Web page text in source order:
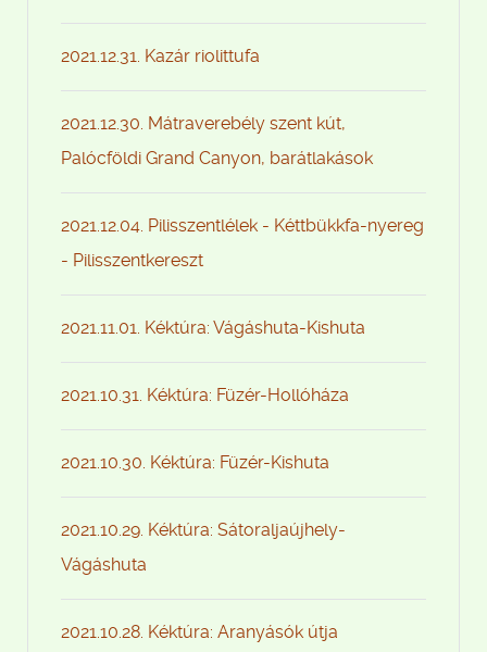
2021.12.31. Kazár riolittufa
2021.12.30. Mátraverebély szent kút,
Palócföldi Grand Canyon, barátlakások
2021.12.04. Pilisszentlélek - Kéttbükkfa-nyereg
- Pilisszentkereszt
2021.11.01. Kéktúra: Vágáshuta-Kishuta
2021.10.31. Kéktúra: Füzér-Hollóháza
2021.10.30. Kéktúra: Füzér-Kishuta
2021.10.29. Kéktúra: Sátoraljaújhely-
Vágáshuta
2021.10.28. Kéktúra: Aranyásók útja